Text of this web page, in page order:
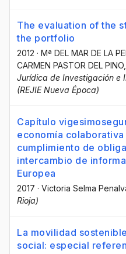
The evaluation of the
the portfolio
2012 · Mª DEL MAR DE LA
CARMEN PASTOR DEL PINO
Jurídica de Investigación e
(REJIE Nueva Época)
Capítulo
economía
cumplimiento de
intercambio de
Europea
2017 · Victoria Selma
Rioja)
La movilidad
social: especial